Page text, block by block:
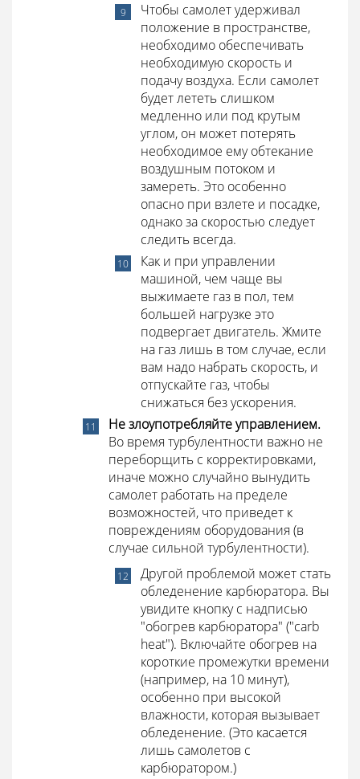
Чтобы самолет удерживал
положение в пространстве,
необходимо обеспечивать
необходимую скорость и
подачу воздуха. Если самолет
будет лететь слишком
медленно или под крутым
углом, он может потерять
необходимое ему обтекание
воздушным потоком и
замереть. Это особенно
опасно при взлете и посадке,
однако за скоростью следует
следить всегда.
Как и при управлении
машиной, чем чаще вы
выжимаете газ в пол, тем
большей нагрузке это
подвергает двигатель. Жмите
на газ лишь в том случае, если
вам надо набрать скорость, и
отпускайте газ, чтобы
снижаться без ускорения.
Не злоупотребляйте управлением.
Во время турбулентности важно не
переборщить с корректировками,
иначе можно случайно вынудить
самолет работать на пределе
возможностей, что приведет к
повреждениям оборудования (в
случае сильной турбулентности).
Другой проблемой может стать
обледенение карбюратора. Вы
увидите кнопку с надписью
"обогрев карбюратора" ("carb
heat"). Включайте обогрев на
короткие промежутки времени
(например, на 10 минут),
особенно при высокой
влажности, которая вызывает
обледенение. (Это касается
лишь самолетов с
карбюратором.)